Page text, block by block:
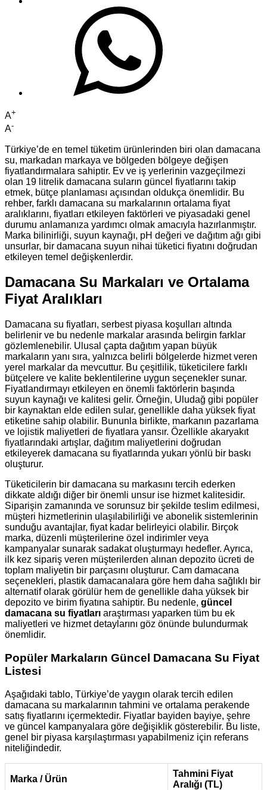
A+
A-
Türkiye’de en temel tüketim ürünlerinden biri olan damacana
su, markadan markaya ve bölgeden bölgeye değişen
fiyatlandırmalara sahiptir. Ev ve iş yerlerinin vazgeçilmezi
olan 19 litrelik damacana suların güncel fiyatlarını takip
etmek, bütçe planlaması açısından oldukça önemlidir. Bu
rehber, farklı damacana su markalarının ortalama fiyat
aralıklarını, fiyatları etkileyen faktörleri ve piyasadaki genel
durumu anlamanıza yardımcı olmak amacıyla hazırlanmıştır.
Marka bilinirliği, suyun kaynağı, pH değeri ve dağıtım ağı gibi
unsurlar, bir damacana suyun nihai tüketici fiyatını doğrudan
etkileyen temel değişkenlerdir.
Damacana Su Markaları ve Ortalama
Fiyat Aralıkları
Damacana su fiyatları, serbest piyasa koşulları altında
belirlenir ve bu nedenle markalar arasında belirgin farklar
gözlemlenebilir. Ulusal çapta dağıtım yapan büyük
markaların yanı sıra, yalnızca belirli bölgelerde hizmet veren
yerel markalar da mevcuttur. Bu çeşitlilik, tüketicilere farklı
bütçelere ve kalite beklentilerine uygun seçenekler sunar.
Fiyatlandırmayı etkileyen en önemli faktörlerin başında
suyun kaynağı ve kalitesi gelir. Örneğin, Uludağ gibi popüler
bir kaynaktan elde edilen sular, genellikle daha yüksek fiyat
etiketine sahip olabilir. Bununla birlikte, markanın pazarlama
ve lojistik maliyetleri de fiyatlara yansır. Özellikle akaryakıt
fiyatlarındaki artışlar, dağıtım maliyetlerini doğrudan
etkileyerek damacana su fiyatlarında yukarı yönlü bir baskı
oluşturur.
Tüketicilerin bir damacana su markasını tercih ederken
dikkate aldığı diğer bir önemli unsur ise hizmet kalitesidir.
Siparişin zamanında ve sorunsuz bir şekilde teslim edilmesi,
müşteri hizmetlerinin ulaşılabilirliği ve abonelik sistemlerinin
sunduğu avantajlar, fiyat kadar belirleyici olabilir. Birçok
marka, düzenli müşterilerine özel indirimler veya
kampanyalar sunarak sadakat oluşturmayı hedefler. Ayrıca,
ilk kez sipariş veren müşterilerden alınan depozito ücreti de
toplam maliyetin bir parçasını oluşturur. Cam damacana
seçenekleri, plastik damacanalara göre hem daha sağlıklı bir
alternatif olarak görülür hem de genellikle daha yüksek bir
depozito ve birim fiyatına sahiptir. Bu nedenle, güncel
damacana su fiyatları araştırması yaparken tüm bu ek
maliyetleri ve hizmet detaylarını göz önünde bulundurmak
önemlidir.
Popüler Markaların Güncel Damacana Su Fiyat
Listesi
Aşağıdaki tablo, Türkiye’de yaygın olarak tercih edilen
damacana su markalarının tahmini ve ortalama perakende
satış fiyatlarını içermektedir. Fiyatlar bayiden bayiye, şehre
ve güncel kampanyalara göre değişiklik gösterebilir. Bu liste,
genel bir piyasa karşılaştırması yapabilmeniz için referans
niteliğindedir.
Marka / Ürün
Tahmini Fiyat
Aralığı (TL)